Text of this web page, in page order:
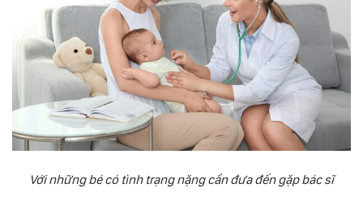
Với những bé có tình trạng nặng cần đưa đến gặp bác sĩ